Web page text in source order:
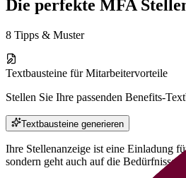
Die perfekte MFA
8 Tipps & Muster
Textbausteine für Mitarbeitervorteile
Stellen Sie Ihre passenden Benefits-
Textbausteine generieren
Ihre Stellenanzeige ist eine Einladung
sondern geht auch auf die Bedürfnisse